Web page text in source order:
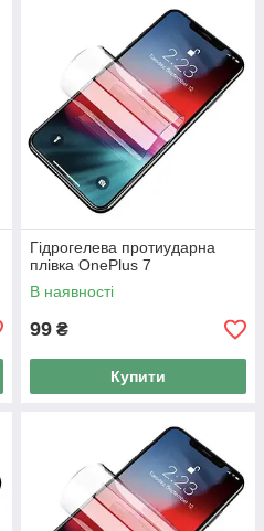
Гідрогелева протиударна
плівка OnePlus 7
В наявності
99 ₴
Купити